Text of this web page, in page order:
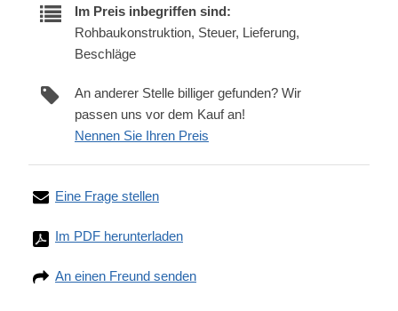
Im Preis inbegriffen sind:
Rohbaukonstruktion, Steuer, Lieferung,
Beschläge
An anderer Stelle billiger gefunden? Wir
passen uns vor dem Kauf an!
Nennen Sie Ihren Preis
Eine Frage stellen
Im PDF herunterladen
An einen Freund senden